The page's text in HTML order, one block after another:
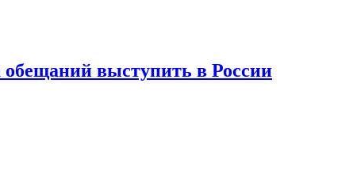
обещаний выступить в России